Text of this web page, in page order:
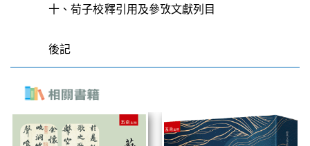
十、荀子校釋引用及參攷文獻列目
後記